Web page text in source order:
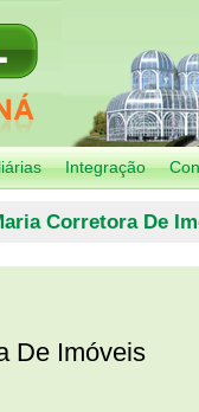
Integração
Corretora De
De Imóveis